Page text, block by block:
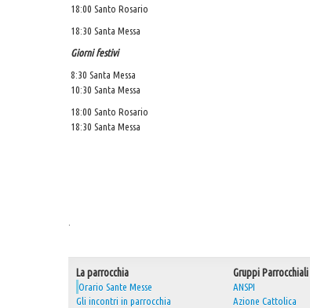
18:00 Santo Rosario
18:30 Santa Messa
Giorni festivi
8:30 Santa Messa
10:30 Santa Messa
18:00 Santo Rosario
18:30 Santa Messa
La parrocchia
Orario Sante Messe
Gli incontri in parrocchia
Gruppi Parrocchiali
ANSPI
Azione Cattolica